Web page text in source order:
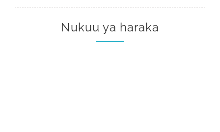
Nukuu ya haraka